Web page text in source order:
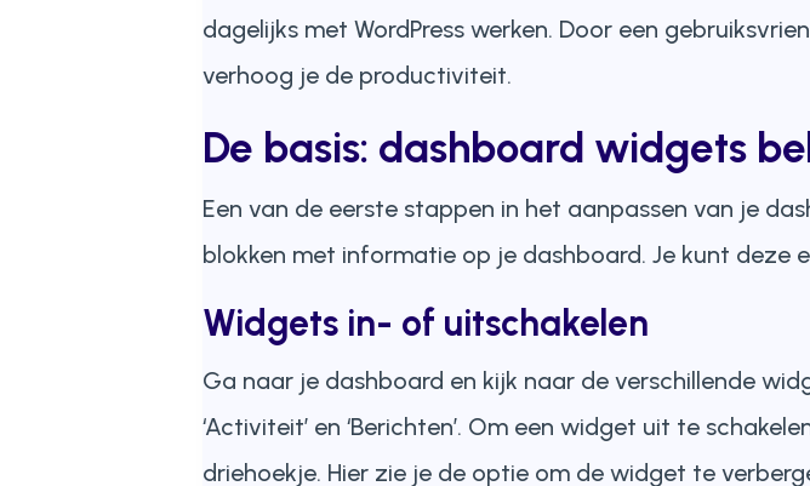
dagelijks met WordPress werken. Door een
verhoog je de productiviteit.
De basis: dashboard widgets
Een van de eerste stappen in het aanpassen van je
blokken met informatie op je dashboard. Je kunt deze
Widgets in- of uitschakelen
Ga naar je dashboard en kijk naar de verschillende
‘Activiteit’ en ‘Berichten’. Om een widget uit te
driehoekje. Hier zie je de optie om de widget te